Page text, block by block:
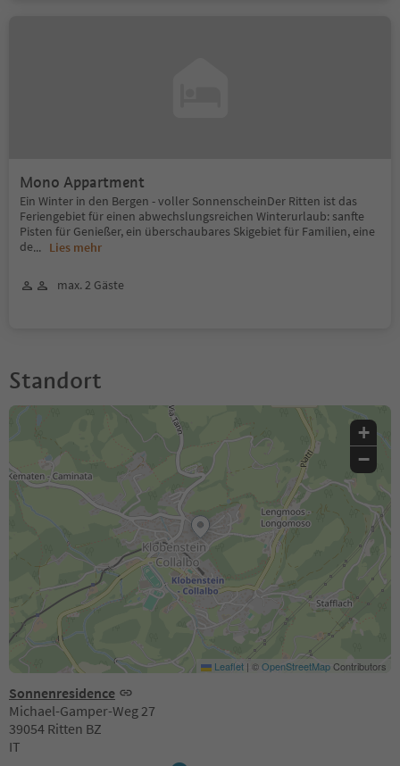
Mono Appartment
Ein Winter in den Bergen - voller SonnenscheinDer Ritten ist das
Feriengebiet für einen abwechslungsreichen Winterurlaub: sanfte
Pisten für Genießer, ein überschaubares Skigebiet für Familien, eine
de... Lies mehr
max. 2 Gäste
Standort
Sonnenresidence
Michael-Gamper-Weg 27
39054 Ritten BZ
IT
+
−
Leaflet | ©OpenStreetMapContributors